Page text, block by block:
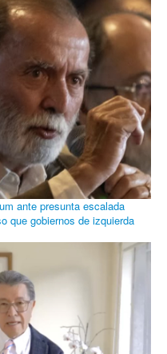
ante presunta escalada
que gobiernos de izquierda